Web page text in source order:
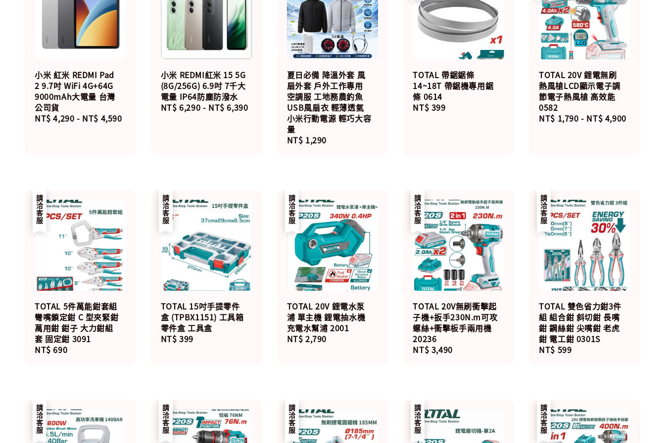
小米 紅米 REDMI Pad
2 9.7吋 WiFi 4G+64G
9000mAh大電量 台灣
公司貨
Regular
NT$ 4,290 - NT$ 4,590
小米 REDMI紅米 15 5G
(8G/256G) 6.9吋 7千大
電量 IP64防塵防潑水
Regular
NT$ 6,290 - NT$ 6,390
夏日必備 降溫外套 風
扇外套 戶外工作專用
空調服 工地務農釣魚
USB風扇衣 輕薄透氣
小米行動電源 輕巧大容
量
Regular
NT$ 1,290
TOTAL 帶鋸鋸條
14~18T 帶鋸機專用鋸
條 0614
Regular
NT$ 399
TOTAL 20V 鋰電無刷
熱風槍LCD顯示電子調
節電子熱風槍 高效能
0582
Regular
NT$ 1,790 - NT$ 4,900
請洽客服
TOTAL 5件萬能鉗套組
彎嘴鎖定鉗 C 型夾緊鉗
萬用鉗 鉗子 大力鉗組
套 固定鉗 3091
Regular
NT$ 690
請洽客服
TOTAL 15吋手提零件
盒 (TPBX1151) 工具箱
零件盒 工具盒
Regular
NT$ 399
請洽客服
TOTAL 20V 鋰電水泵
浦 單主機 鋰電抽水機
充電水幫浦 2001
Regular
NT$ 2,790
請洽客服
TOTAL 20V無刷衝擊起
子機+扳手230N.m可攻
螺絲+衝擊板手兩用機
20236
Regular
NT$ 3,490
請洽客服
TOTAL 雙色省力鉗3件
組 組合鉗 斜切鉗 長嘴
鉗 鋼絲鉗 尖嘴鉗 老虎
鉗 電工鉗 0301S
Regular
NT$ 599
請洽客服 請洽客服 請洽客服 請洽客服 請洽客服